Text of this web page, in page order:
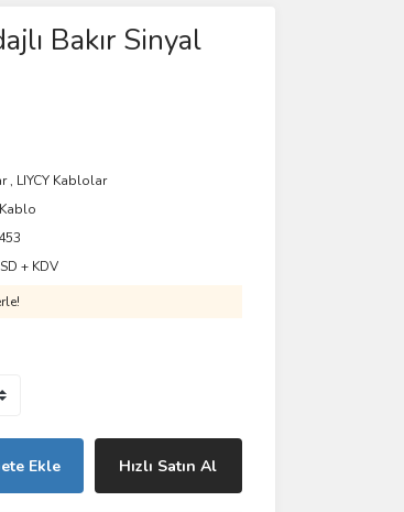
Bakır Sinyal
, LIYCY Kablolar
+ KDV
Ekle Hızlı Satın Al